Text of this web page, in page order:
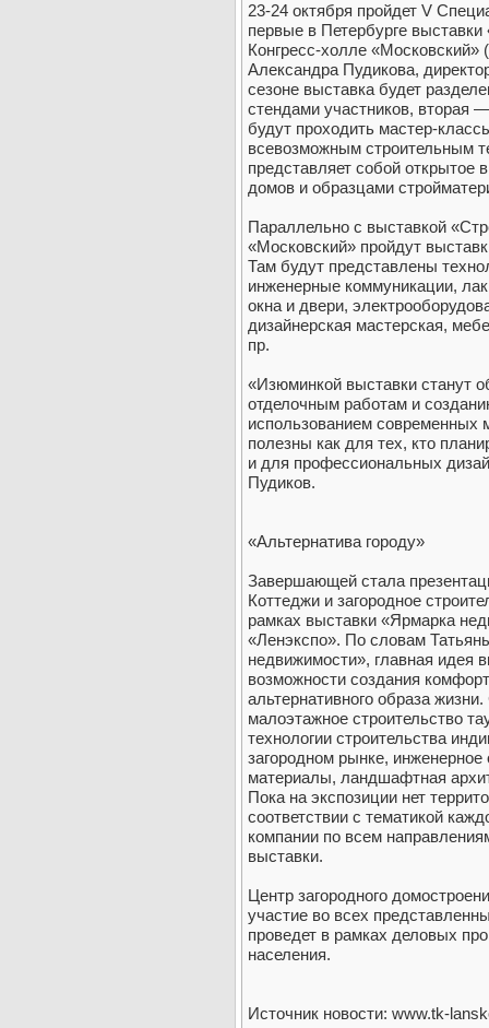
23-24 октября пройдет V
первые в Петербурге
Конгресс-холле «Московский»
Александра Пудикова,
сезоне выставка будет
стендами участников, вторая
будут проходить мастер-
всевозможным строительным
представляет собой открытое
домов и образцами
Параллельно с выставкой
«Московский» пройдут
Там будут представлены
инженерные коммуникации,
окна и двери,
дизайнерская мастерская,
пр.
«Изюминкой выставки станут
отделочным работам и
использованием современных
полезны как для тех, кто
и для профессиональных
Пудиков.
«Альтернатива городу»
Завершающей стала
Коттеджи и загородное
рамках выставки «Ярмарка
«Ленэкспо». По словам
недвижимости», главная идея
возможности создания
альтернативного образа
малоэтажное строительство
технологии строительства
загородном рынке,
материалы, ландшафтная
Пока на экспозиции нет
соответствии с тематикой
компании по всем
выставки.
Центр загородного
участие во всех
проведет в рамках деловых
населения.
Источник новости: www.tk-